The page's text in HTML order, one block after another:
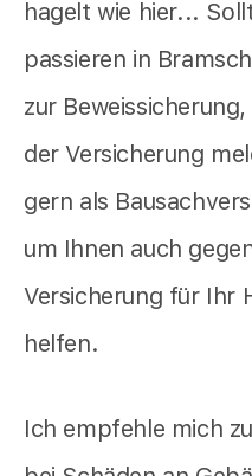
hagelt wie hier...
passieren in
zur
der Versicherung
gern als
um Ihnen auch
Versicherung für Ihr
helfen.
Ich empfehle mich